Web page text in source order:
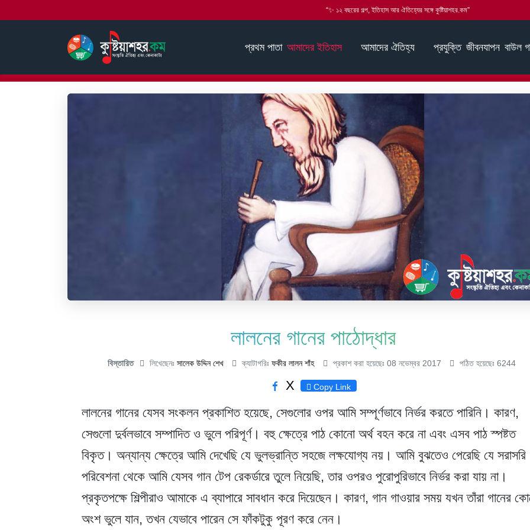
“✨ ১২ বছরের গল্প, ইতিহাস আর ঐতিহ্যের সঙ্গে কুষ্টিয়াশহর.কম”
প্রথম পাতা আমাদের ইতিহাস আমাদের ঐতিহ্য প্রযুক্তি জীবনযাপন বাউল
লালনের গানের পাঠোদ্ধার
বিস্তারিত লিখেছেনঃ সালেক উদ্দিন শেখ ক্যাটাগরিঃ ফকীর লালন শাঁহ প্রকাশ করা হয়েছেঃ 08 নভেম্বর 2017 পঠিত হয়েছেঃ 6244
X Copy Link
লালনের গানের যেসব সংকলন প্রকাশিত হয়েছে, সেগুলোর ওপর আমি সম্পূর্ণভাবে নির্ভর করতে পারিনি। কারণ,
সেগুলো দুর্বলভাবে সম্পাদিত ও ভুলে পরিপূর্ণ। বহু ক্ষেত্রে পাঠ কোনো অর্থ বহন করে না এবং এসব পাঠ স্পষ্টত
বিকৃত। অন্যান্য ক্ষেত্রে আমি দেখেছি যে ভুলভ্রান্তি সহজে লক্ষযোগ্য নয়। আমি বুঝতেও পেরেছি যে সরাসরি
পরিবেশনা থেকে আমি যেসব গান টেপ রেকর্ডারে তুলে নিয়েছি, তার ওপরও পুরোপুরিভাবে নির্ভর করা যায় না।
প্রকৃতপক্ষে শিল্পীরাও আমাকে এ ব্যাপারে সাবধান করে দিয়েছেন। কারণ, গান গাওয়ার সময় যখন তাঁরা গানের
অংশ ভুলে যান, তখন যেভাবে পারেন সে ফাঁকটুকু পূরণ করে নেন।